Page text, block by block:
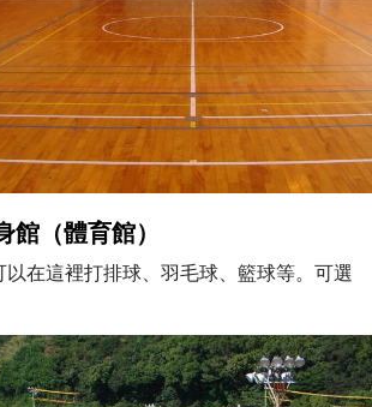
（體育館）
在這裡打排球、羽毛球、籃球等。可選